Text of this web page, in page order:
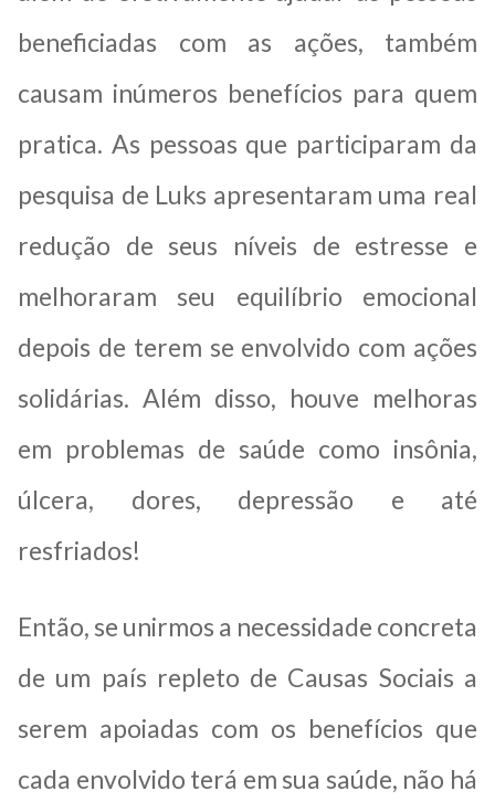
beneficiadas com as ações, também
causam inúmeros benefícios para quem
pratica. As pessoas que participaram da
pesquisa de Luks apresentaram uma real
redução de seus níveis de estresse e
melhoraram seu equilíbrio emocional
depois de terem se envolvido com ações
solidárias. Além disso, houve melhoras
em problemas de saúde como insônia,
úlcera, dores, depressão e até
resfriados!
Então, se unirmos a necessidade concreta
de um país repleto de Causas Sociais a
serem apoiadas com os benefícios que
cada envolvido terá em sua saúde, não há